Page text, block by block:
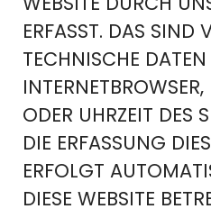
ERFASST. DAS SIND
TECHNISCHE DATEN
INTERNETBROWSER,
ODER UHRZEIT DES
DIE ERFASSUNG
ERFOLGT
DIESE WEBSITE